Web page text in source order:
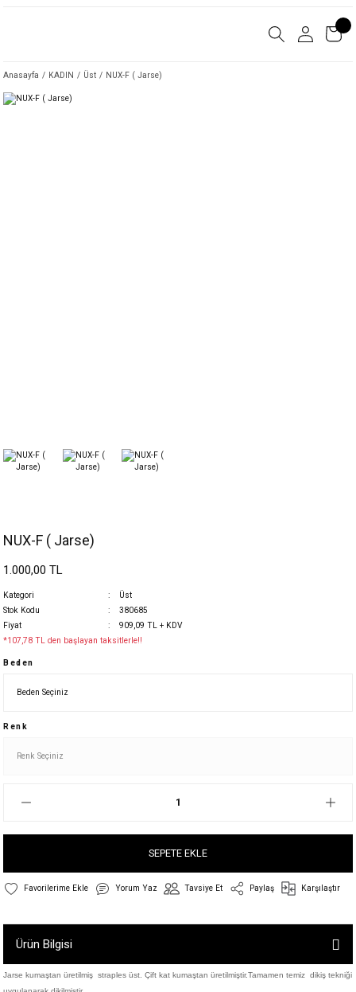
Anasayfa KADIN Üst NUX-F ( Jarse)
NUX-F ( Jarse)
1.000,00 TL
Kategori
Üst
Stok Kodu
380685
Fiyat
909,09 TL + KDV
*107,78 TL den başlayan taksitlerle!!
Beden
Renk
SEPETE EKLE
Yorum Yaz Tavsiye Et Paylaş Karşılaştır
Ürün Bilgisi
Jarse kumaştan üretilmiş straples üst. Çift kat kumaştan üretilmiştir.Tamamen temiz dikiş tekniği